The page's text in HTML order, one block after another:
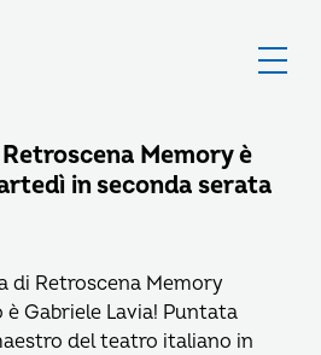
Memory è
in seconda serata
di Retroscena Memory
Gabriele Lavia! Puntata
del teatro italiano in